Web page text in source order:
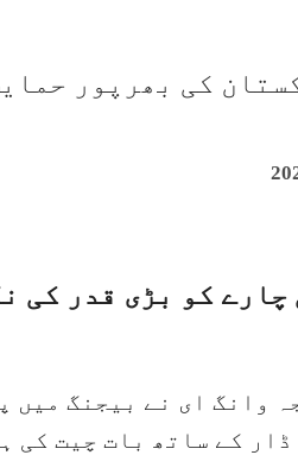
کی بھرپور
کو بڑی قدر کی
وانگ ای نے بیجنگ میں
کے ساتھ بات چیت کی